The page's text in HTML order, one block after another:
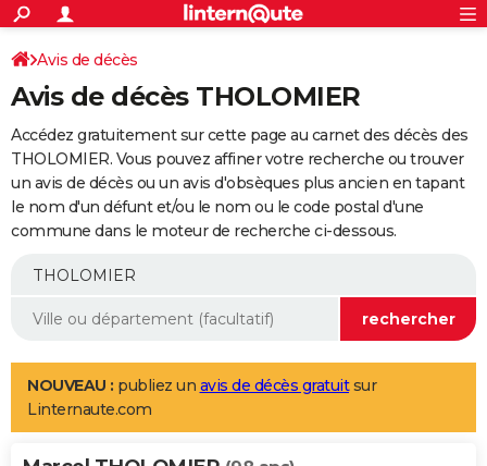
ACTUALITÉS
Politique
Société
Faits Divers
Education
Monde
Villes
+
SPORT
Coupe du monde 2026
Football
Tennis
Cyclisme
Rugby
Forum
Programme TV
TNT
Streaming
Cinéma
Sorties cinéma
Musique
+
FINANCE
Impôts
Immobilier
Risques naturels par ville
Banque
Assurance
Crédit
AUTO
Essais
Réserver un essai
Citadines
Berlines
SUV
Forum auto
+
Mobiles
Meilleur smartphone
Internet
Ordinateurs
Jeux vidéo
Guide high-tech
Aménagement intérieur
LIFESTYLE
Art de vivre
Bien-être
Loisirs
Mode
Modes de vie
Avis de décès
Avis de décès THOLOMIER
Accédez gratuitement sur cette page au carnet des décès des
THOLOMIER. Vous pouvez affiner votre recherche ou trouver
un avis de décès ou un avis d'obsèques plus ancien en tapant
le nom d'un défunt et/ou le nom ou le code postal d'une
commune dans le moteur de recherche ci-dessous.
NOUVEAU : publiez un avis de décès gratuitsur
Linternaute.com